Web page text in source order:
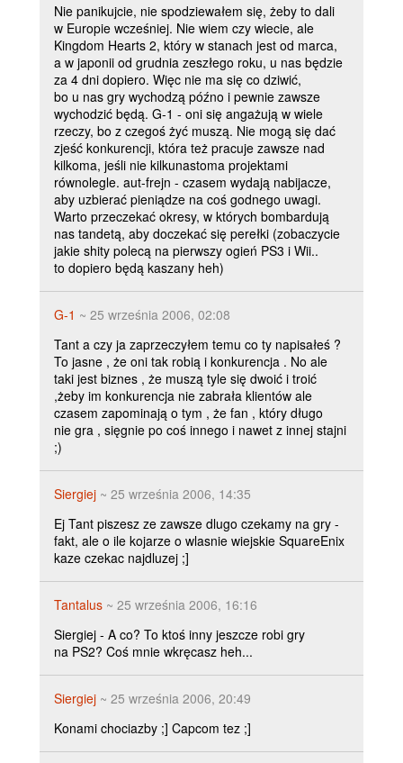
Nie panikujcie, nie spodziewałem się, żeby to dali
w Europie wcześniej. Nie wiem czy wiecie, ale
Kingdom Hearts 2, który w stanach jest od marca,
a w japonii od grudnia zeszłego roku, u nas będzie
za 4 dni dopiero. Więc nie ma się co dziwić,
bo u nas gry wychodzą późno i pewnie zawsze
wychodzić będą. G-1 - oni się angażują w wiele
rzeczy, bo z czegoś żyć muszą. Nie mogą się dać
zjeść konkurencji, która też pracuje zawsze nad
kilkoma, jeśli nie kilkunastoma projektami
równolegle. aut-frejn - czasem wydają nabijacze,
aby uzbierać pieniądze na coś godnego uwagi.
Warto przeczekać okresy, w których bombardują
nas tandetą, aby doczekać się perełki (zobaczycie
jakie shity polecą na pierwszy ogień PS3 i Wii..
to dopiero będą kaszany heh)
G-1 ~ 25 września 2006, 02:08
Tant a czy ja zaprzeczyłem temu co ty napisałeś ?
To jasne , że oni tak robią i konkurencja . No ale
taki jest biznes , że muszą tyle się dwoić i troić
,żeby im konkurencja nie zabrała klientów ale
czasem zapominają o tym , że fan , który długo
nie gra , sięgnie po coś innego i nawet z innej stajni
;)
Siergiej ~ 25 września 2006, 14:35
Ej Tant piszesz ze zawsze dlugo czekamy na gry -
fakt, ale o ile kojarze o wlasnie wiejskie SquareEnix
kaze czekac najdluzej ;]
Tantalus ~ 25 września 2006, 16:16
Siergiej - A co? To ktoś inny jeszcze robi gry
na PS2? Coś mnie wkręcasz heh...
Siergiej ~ 25 września 2006, 20:49
Konami chociazby ;] Capcom tez ;]